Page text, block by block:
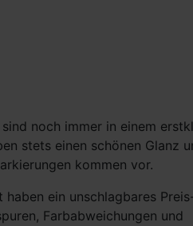
noch immer in einem
stets einen schönen Glanz
kommen vor.
ein unschlagbares
Farbabweichungen und